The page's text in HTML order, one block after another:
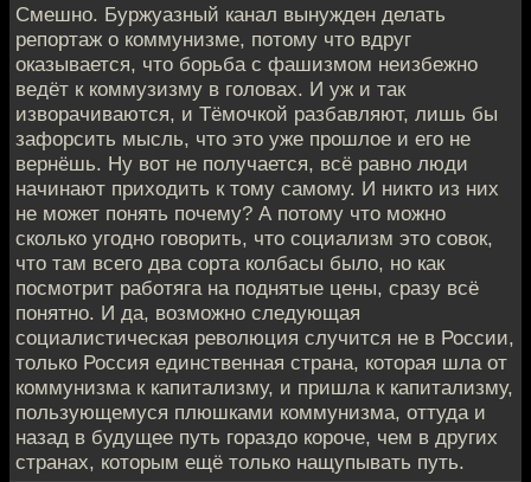
Смешно. Буржуазный канал вынужден делать
репортаж о коммунизме, потому что вдруг
оказывается, что борьба с фашизмом неизбежно
ведёт к коммузизму в головах. И уж и так
изворачиваются, и Тёмочкой разбавляют, лишь бы
зафорсить мысль, что это уже прошлое и его не
вернёшь. Ну вот не получается, всё равно люди
начинают приходить к тому самому. И никто из них
не может понять почему? А потому что можно
сколько угодно говорить, что социализм это совок,
что там всего два сорта колбасы было, но как
посмотрит работяга на поднятые цены, сразу всё
понятно. И да, возможно следующая
социалистическая революция случится не в России,
только Россия единственная страна, которая шла от
коммунизма к капитализму, и пришла к капитализму,
пользующемуся плюшками коммунизма, оттуда и
назад в будущее путь гораздо короче, чем в других
странах, которым ещё только нащупывать путь.